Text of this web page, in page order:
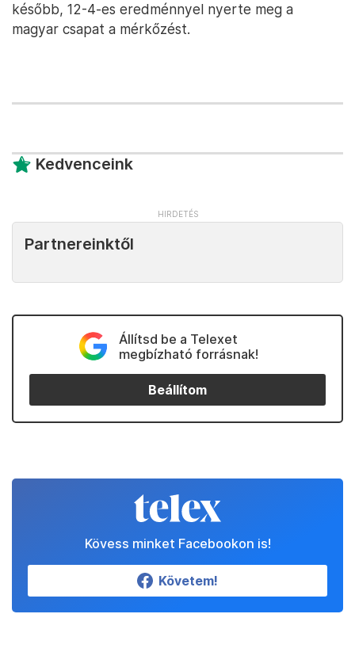
később, 12-4-es eredménnyel nyerte meg a
magyar csapat a mérkőzést.
Kedvenceink
Partnereinktől
Állítsd be a Telexet
megbízható forrásnak!
Beállítom
Kövess minket Facebookon is!
Követem!